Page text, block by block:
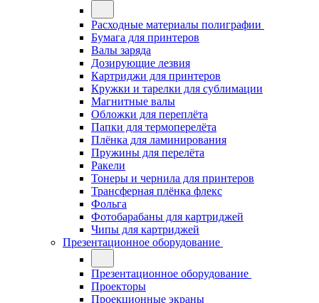
Расходные материалы полиграфии
Бумага для принтеров
Валы заряда
Дозирующие лезвия
Картриджи для принтеров
Кружки и тарелки для сублимации
Магнитные валы
Обложки для переплёта
Папки для термоперелёта
Плёнка для ламинирования
Пружины для перелёта
Ракели
Тонеры и чернила для принтеров
Трансферная плёнка флекс
Фольга
Фотобарабаны для картриджей
Чипы для картриджей
Презентационное оборудование
Презентационное оборудование
Проекторы
Проекционные экраны